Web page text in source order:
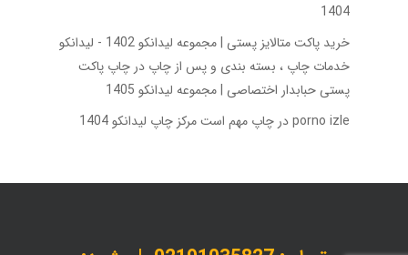
1404
خرید پاکت متالایز پستی | مجموعه لیدانکو 1402 - لیدانکو
خدمات چاپ ، بسته بندی و پس از چاپ در چاپ پاکت
پستی حبابدار اختصاصی | مجموعه لیدانکو 1405
porno izleدر چاپ مهم است مرکز چاپ لیدانکو 1404